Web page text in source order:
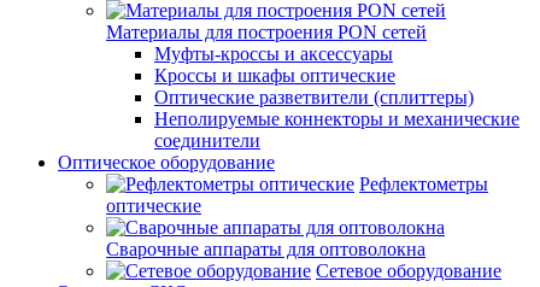
Материалы для построения PON сетей
Муфты-кроссы и аксессуары
Кроссы и шкафы оптические
Оптические разветвители (сплиттеры)
Неполируемые коннекторы и механические
соединители
Оптическое оборудование
Рефлектометры
оптические
Сварочные аппараты для оптоволокна
Сетевое оборудование